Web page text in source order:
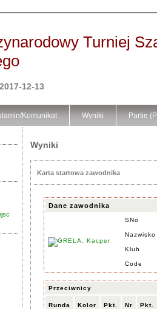
Turniej
12-13
Komunikat Wyniki Partie
Wyniki
Karta startowa zawodnika
Dane zawodnika
SNo
Klub
Code
Przeciwnicy
Runda Kolor Pkt. Nr Pkt.